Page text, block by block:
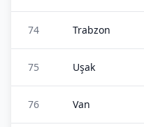
74 Trabzon
75 Uşak
76 Van